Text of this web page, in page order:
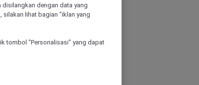
dengan data yang
lihat bagian "iklan yang
tombol "Personalisasi" yang dapat